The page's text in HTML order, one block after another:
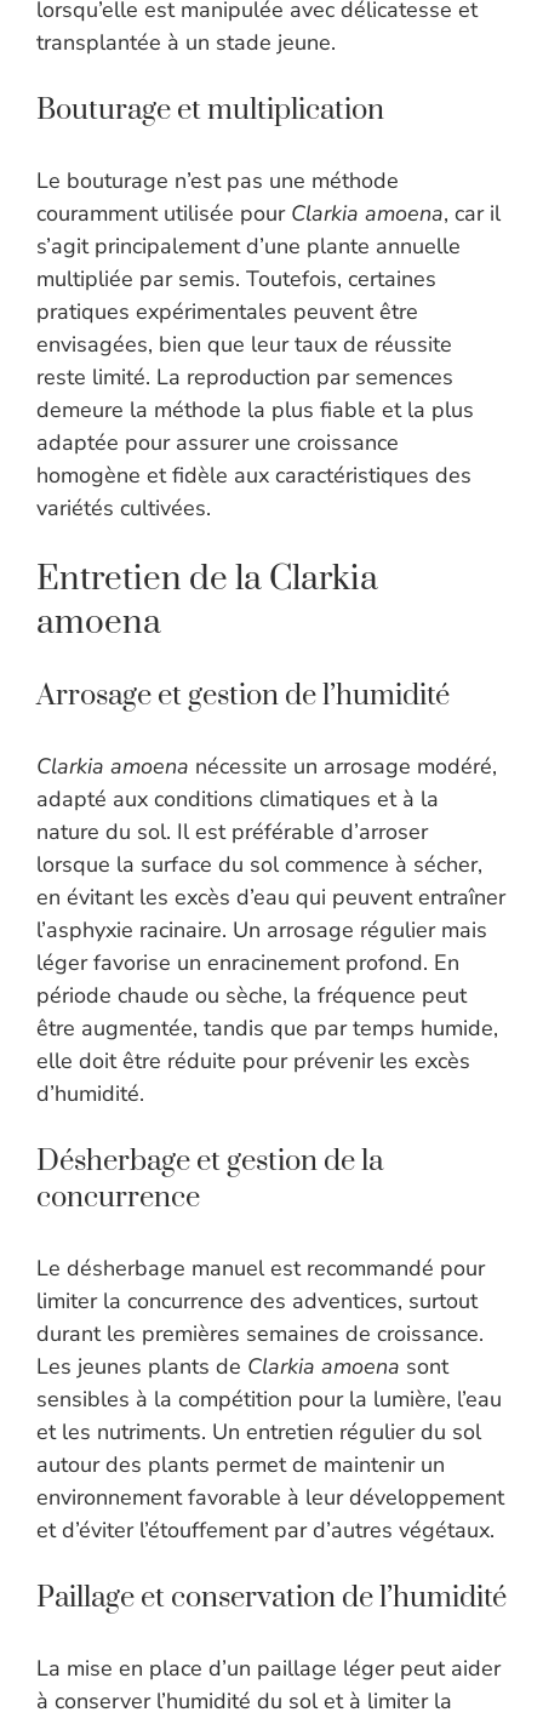
lorsqu’elle est manipulée avec délicatesse et
transplantée à un stade jeune.
Bouturage et multiplication
Le bouturage n’est pas une méthode
couramment utilisée pour Clarkia amoena, car il
s’agit principalement d’une plante annuelle
multipliée par semis. Toutefois, certaines
pratiques expérimentales peuvent être
envisagées, bien que leur taux de réussite
reste limité. La reproduction par semences
demeure la méthode la plus fiable et la plus
adaptée pour assurer une croissance
homogène et fidèle aux caractéristiques des
variétés cultivées.
Entretien de la Clarkia
amoena
Arrosage et gestion de l’humidité
Clarkia amoena nécessite un arrosage modéré,
adapté aux conditions climatiques et à la
nature du sol. Il est préférable d’arroser
lorsque la surface du sol commence à sécher,
en évitant les excès d’eau qui peuvent entraîner
l’asphyxie racinaire. Un arrosage régulier mais
léger favorise un enracinement profond. En
période chaude ou sèche, la fréquence peut
être augmentée, tandis que par temps humide,
elle doit être réduite pour prévenir les excès
d’humidité.
Désherbage et gestion de la
concurrence
Le désherbage manuel est recommandé pour
limiter la concurrence des adventices, surtout
durant les premières semaines de croissance.
Les jeunes plants de Clarkia amoena sont
sensibles à la compétition pour la lumière, l’eau
et les nutriments. Un entretien régulier du sol
autour des plants permet de maintenir un
environnement favorable à leur développement
et d’éviter l’étouffement par d’autres végétaux.
Paillage et conservation de l’humidité
La mise en place d’un paillage léger peut aider
à conserver l’humidité du sol et à limiter la